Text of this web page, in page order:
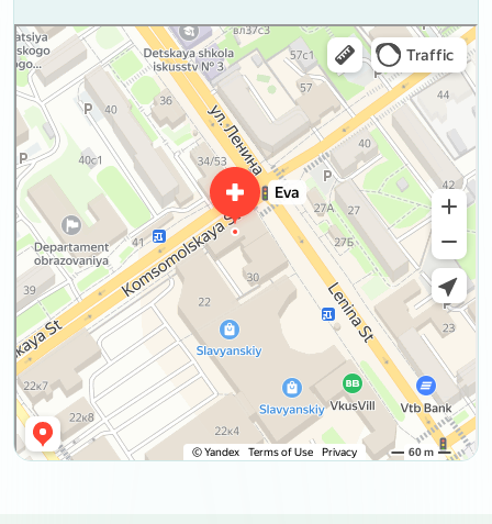
Ева
Медцентр, клиника в Старом Осколе
Косметология в Старом Осколе